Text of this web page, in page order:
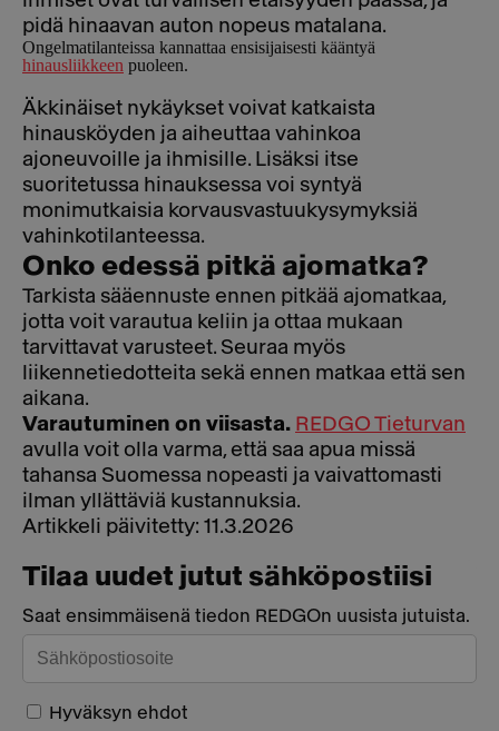
pidä hinaavan auton nopeus matalana.
Ongelmatilanteissa kannattaa ensisijaisesti kääntyä
hinausliikkeen puoleen.
Äkkinäiset nykäykset voivat katkaista
hinausköyden ja aiheuttaa vahinkoa
ajoneuvoille ja ihmisille. Lisäksi itse
suoritetussa hinauksessa voi syntyä
monimutkaisia korvausvastuukysymyksiä
vahinkotilanteessa.
Onko edessä pitkä ajomatka?
Tarkista sääennuste ennen pitkää ajomatkaa,
jotta voit varautua keliin ja ottaa mukaan
tarvittavat varusteet. Seuraa myös
liikennetiedotteita sekä ennen matkaa että sen
aikana.
Varautuminen on viisasta. REDGO Tieturvan
avulla voit olla varma, että saa apua missä
tahansa Suomessa nopeasti ja vaivattomasti
ilman yllättäviä kustannuksia.
Artikkeli päivitetty: 11.3.2026
Tilaa uudet jutut sähköpostiisi
Saat ensimmäisenä tiedon REDGOn uusista jutuista.
Hyväksyn ehdot